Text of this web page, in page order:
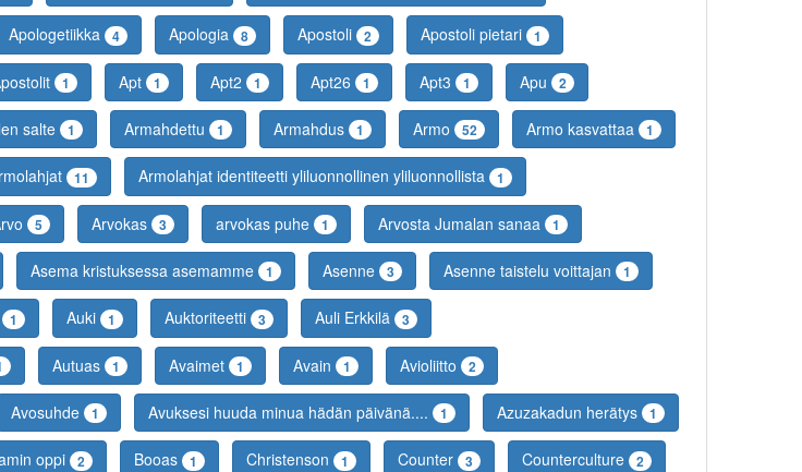
Apologetiikka 4 Apologia 8 Apostoli 2 Apostoli pietari 1
1 Apt 1 Apt2 1 Apt26 1 Apt3 1 Apu 2
salte 1 Armahdettu 1 Armahdus 1 Armo 52 Armo kasvattaa 1
11 Armolahjat identiteetti yliluonnollinen yliluonnollista 1
5 Arvokas 3 arvokas puhe 1 Arvosta Jumalan sanaa 1
Asema kristuksessa asemamme 1 Asenne 3 Asenne taistelu voittajan 1
1 Auki 1 Auktoriteetti 3 Auli Erkkilä 3
Autuas 1 Avaimet 1 Avain 1 Avioliitto 2
Avosuhde 1 Avuksesi huuda minua hädän päivänä.... 1 Azuzakadun herätys 1
oppi 2 Booas 1 Christenson 1 Counter 3 Counterculture 2